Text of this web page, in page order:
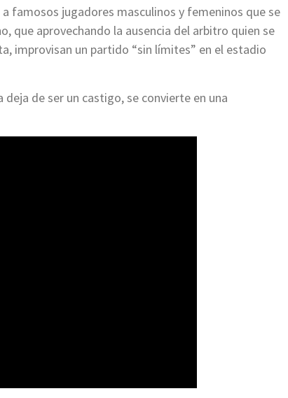
famosos jugadores masculinos y femeninos que se
que aprovechando la ausencia del arbitro quien se
improvisan un partido “sin límites” en el estadio
deja de ser un castigo, se convierte en una